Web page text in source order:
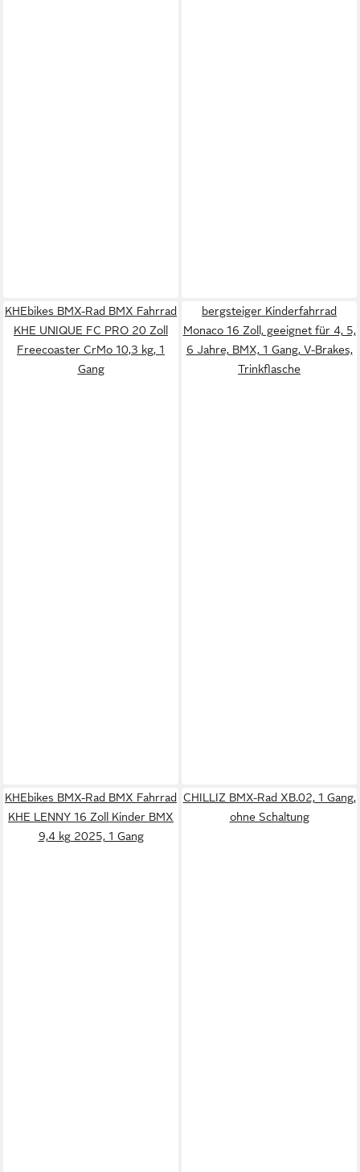
KHEbikes BMX-Rad BMX Fahrrad
KHE UNIQUE FC PRO 20 Zoll
Freecoaster CrMo 10,3 kg, 1
Gang
bergsteiger Kinderfahrrad
Monaco 16 Zoll, geeignet für 4, 5,
6 Jahre, BMX, 1 Gang, V-Brakes,
Trinkflasche
KHEbikes BMX-Rad BMX Fahrrad
KHE LENNY 16 Zoll Kinder BMX
9,4 kg 2025, 1 Gang
CHILLIZ BMX-Rad XB.02, 1 Gang,
ohne Schaltung